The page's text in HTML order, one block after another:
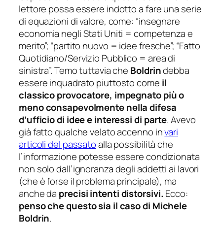
lettore possa essere indotto a fare una serie
di equazioni di valore, come: “insegnare
economia negli Stati Uniti = competenza e
merito”; “partito nuovo = idee fresche”; “Fatto
Quotidiano/Servizio Pubblico = area di
sinistra”. Temo tuttavia che Boldrindebba
essere inquadrato piuttosto come il
classico provocatore, impegnato più o
meno consapevolmente nella difesa
d’ufficio di idee e interessi di parte. Avevo
già fatto qualche velato accenno invari
articoli del passatoalla possibilità che
l’informazione potesse essere condizionata
non solo dall’ignoranza degli addetti ai lavori
(che è forse il problema principale), ma
anche da precisi intenti distorsivi. Ecco:
penso che questo sia il caso di Michele
Boldrin.